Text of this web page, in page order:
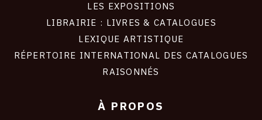
LES EXPOSITIONS
LIBRAIRIE : LIVRES & CATALOGUES
LEXIQUE ARTISTIQUE
RÉPERTOIRE INTERNATIONAL DES CATALOGUES
RAISONNÉS
À PROPOS